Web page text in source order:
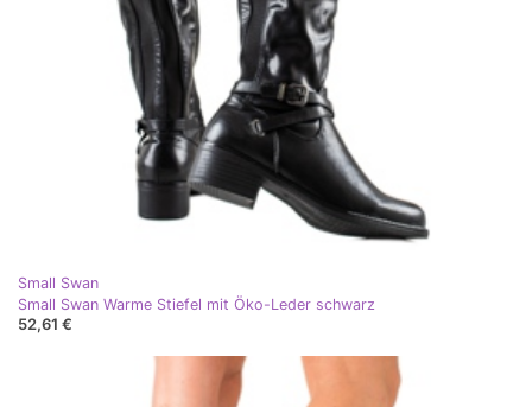
Small Swan
Small Swan Warme Stiefel mit Öko-Leder schwarz
52,61 €